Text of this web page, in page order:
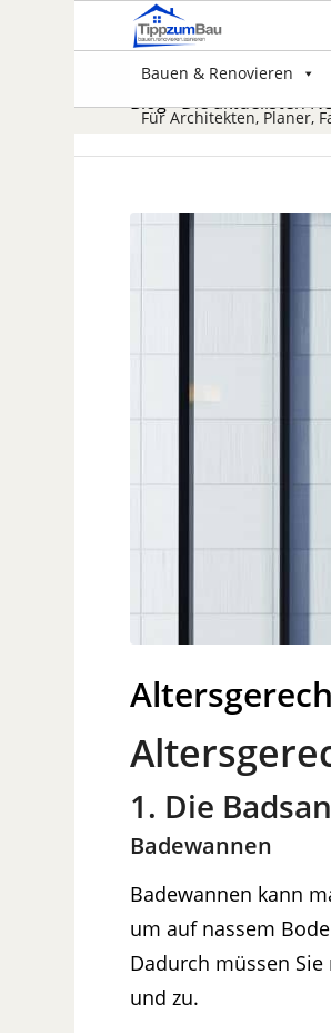
Bauen & Renovieren
Für Architekten, Planer,
Blog - Die aktuellsten
1. Die
Badewannen
Badewannen kann
um auf nassem
Dadurch müssen
und zu.